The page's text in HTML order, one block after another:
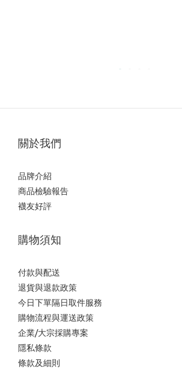
關於我們
品牌介紹
商品檢驗報告
襪友好評
購物須知
付款與配送
退貨與退款政策
今日下單隔日取件服務
購物流程與運送政策
企業/大宗採購專案
隱私條款
條款及細則